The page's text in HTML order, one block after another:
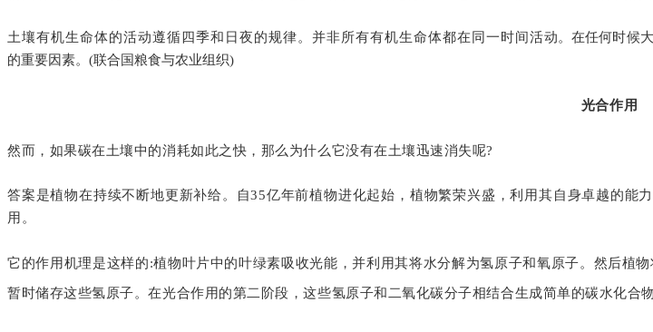
土壤有机生命体的活动遵循四季和日夜的规律。并非所有有机生命体都在同一时间活动。在任何时候
的重要因素。(联合国粮食与农业组织)
光合作用
然而，如果碳在土壤中的消耗如此之快，那么为什么它没有在土壤迅速消失呢?
答案是植物在持续不断地更新补给。自35亿年前植物进化起始，植物繁荣兴盛，利用其自身卓越的
用。
它的作用机理是这样的:植物叶片中的叶绿素吸收光能，并利用其将水分解为氢原子和氧原子。然后植
暂时储存这些氢原子。在光合作用的第二阶段，这些氢原子和二氧化碳分子相结合生成简单的碳水化合